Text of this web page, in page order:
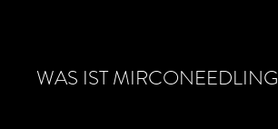
WAS IST MIRCONEEDLING